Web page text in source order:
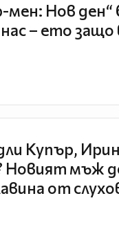
мен: Нов ден“
– ето защо
Купър,
Новият мъж
от